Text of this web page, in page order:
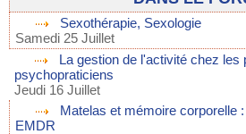
Sexothérapie, Sexologie
Samedi 25 Juillet
La gestion de l'activité chez les
psychopraticiens
Jeudi 16 Juillet
Matelas et mémoire corporelle
EMDR